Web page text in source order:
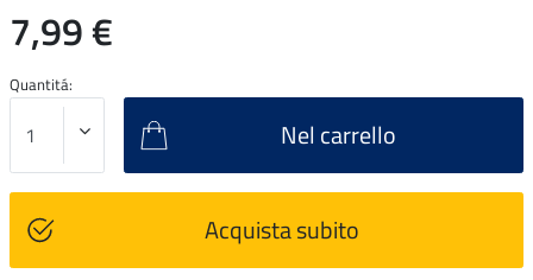
7,99 €
Quantitá:
Nel carrello
Acquista subito